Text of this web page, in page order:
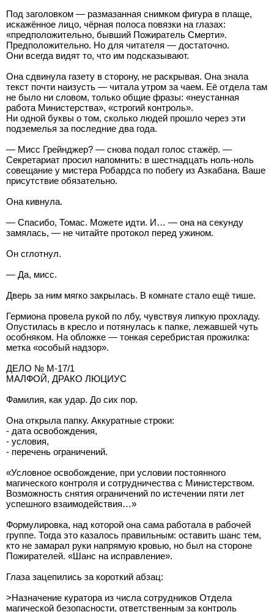
Под заголовком — размазанная снимком фигура в плаще,
искажённое лицо, чёрная полоса повязки на глазах:
«предположительно, бывший Пожиратель Смерти».
Предположительно. Но для читателя — достаточно.
Они всегда видят то, что им подсказывают.
Она сдвинула газету в сторону, не раскрывая. Она знала
текст почти наизусть — читала утром за чаем. Её отдела там
не было ни словом, только общие фразы: «неустанная
работа Министерства», «строгий контроль».
Ни одной буквы о том, сколько людей прошло через эти
подземелья за последние два года.
— Мисс Грейнджер? — снова подал голос стажёр. —
Секретариат просил напомнить: в шестнадцать ноль-ноль
совещание у мистера Робардса по побегу из Азкабана. Ваше
присутствие обязательно.
Она кивнула.
— Спасибо, Томас. Можете идти. И… — она на секунду
замялась, — не читайте протокол перед ужином.
Он сглотнул.
— Да, мисс.
Дверь за ним мягко закрылась. В комнате стало ещё тише.
Гермиона провела рукой по лбу, чувствуя липкую прохладу.
Опустилась в кресло и потянулась к папке, лежавшей чуть
особняком. На обложке — тонкая серебристая прожилка:
метка «особый надзор».
ДЕЛО № M-17/1
МАЛФОЙ, ДРАКО ЛЮЦИУС
Фамилия, как удар. До сих пор.
Она открыла папку. Аккуратные строки:
- дата освобождения,
- условия,
- перечень ограничений.
«Условное освобождение, при условии постоянного
магического контроля и сотрудничества с Министерством.
Возможность снятия ограничений по истечении пяти лет
успешного взаимодействия…»
Формулировка, над которой она сама работала в рабочей
группе. Тогда это казалось правильным: оставить шанс тем,
кто не замарал руки напрямую кровью, но был на стороне
Пожирателей. «Шанс на исправление».
Глаза зацепились за короткий абзац:
>Назначение куратора из числа сотрудников Отдела
магической безопасности, ответственным за контроль